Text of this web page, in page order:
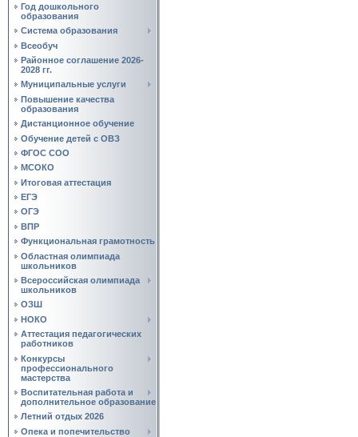
Год дошкольного
образования
Система образования
Всеобуч
Районное соглашение 2026-
2028 гг.
Муниципальные услуги
Повышение качества
образования
Дистанционное обучение
Обучение детей с ОВЗ
ФГОС СОО
МСОКО
Итоговая аттестация
ЕГЭ
ОГЭ
ВПР
Функциональная грамотность
Областная олимпиада
школьников
Всероссийская олимпиада
школьников
ОЗШ
НОКО
Аттестация педагогических
работников
Конкурсы
профессионального
мастерства
Воспитательная работа и
дополнительное образование
Летний отдых 2026
Опека и попечительство